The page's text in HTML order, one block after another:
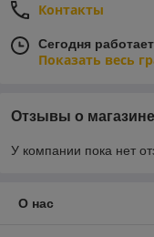
Контакты
Сегодня
Показать весь
Отзывы о магазине
У компании пока нет
О нас